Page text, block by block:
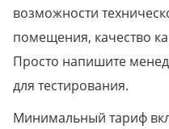
возможности
помещения, качество
Просто напишите
для тестирования.
Минимальный тариф